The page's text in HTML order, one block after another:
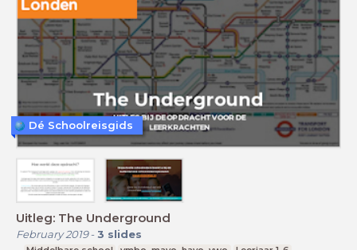
Uitleg: The Underground
February 2019- 3 slides
Dé Schoolreisgids